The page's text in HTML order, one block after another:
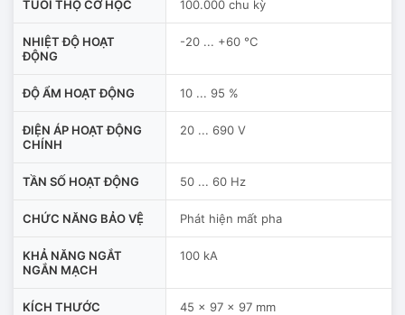
TUỔI THỌ CƠ HỌC 100.000 chu kỳ
NHIỆT ĐỘ HOẠT
ĐỘNG
-20 ... +60 °C
ĐỘ ẨM HOẠT ĐỘNG 10 ... 95 %
ĐIỆN ÁP HOẠT ĐỘNG
CHÍNH
20 ... 690 V
TẦN SỐ HOẠT ĐỘNG 50 ... 60 Hz
CHỨC NĂNG BẢO VỆ Phát hiện mất pha
KHẢ NĂNG NGẮT
NGẮN MẠCH
100 kA
KÍCH THƯỚC 45 x 97 x 97 mm